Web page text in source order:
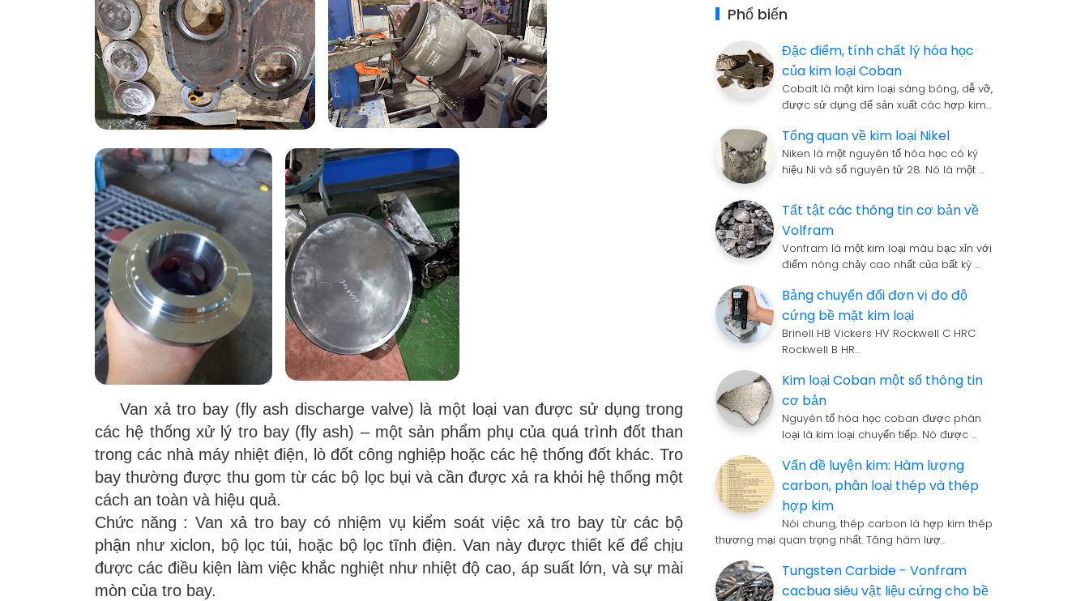
Van xả tro bay (fly ash discharge valve) là một loại van được sử dụng trong
các hệ thống xử lý tro bay (fly ash) – một sản phẩm phụ của quá trình đốt than
trong các nhà máy nhiệt điện, lò đốt công nghiệp hoặc các hệ thống đốt khác. Tro
bay thường được thu gom từ các bộ lọc bụi và cần được xả ra khỏi hệ thống một
cách an toàn và hiệu quả.
Chức năng : Van xả tro bay có nhiệm vụ kiểm soát việc xả tro bay từ các bộ
phận như xiclon, bộ lọc túi, hoặc bộ lọc tĩnh điện. Van này được thiết kế để chịu
được các điều kiện làm việc khắc nghiệt như nhiệt độ cao, áp suất lớn, và sự mài
mòn của tro bay.
Phổ biến
Đặc điểm, tính chất lý hóa học
của kim loại Coban
Cobalt là một kim loại sáng bóng, dễ vỡ,
được sử dụng để sản xuất các hợp kim…
Tổng quan về kim loại Nikel
Niken là một nguyên tố hóa học có ký
hiệu Ni và số nguyên tử 28. Nó là một …
Tất tật các thông tin cơ bản về
Volfram
Vonfram là một kim loại màu bạc xỉn với
điểm nóng chảy cao nhất của bất kỳ …
Bảng chuyển đổi đơn vị đo độ
cứng bề mặt kim loại
Brinell HB Vickers HV Rockwell C HRC
Rockwell B HR…
Kim loại Coban một số thông tin
cơ bản
Nguyên tố hóa học coban được phân
loại là kim loại chuyển tiếp. Nó được …
Vấn đề luyện kim: Hàm lượng
carbon, phân loại thép và thép
hợp kim
Nói chung, thép carbon là hợp kim thép
thương mại quan trọng nhất. Tăng hàm lượ…
Tungsten Carbide - Vonfram
cacbua siêu vật liệu cứng cho bề